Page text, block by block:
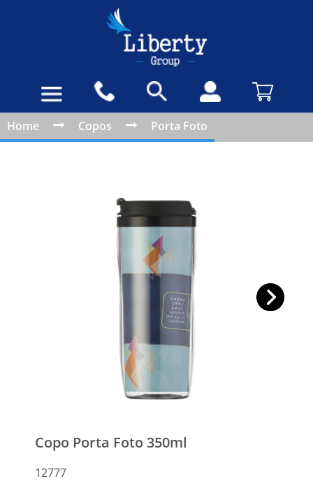
Home Copos Porta Foto
Copo Porta Foto 350ml
12777